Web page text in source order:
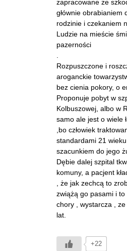
zapracowane ze
głównie obrabianiem
rodzinie i czekaniem
Ludzie na mieście
pazerności
Rozpuszczone i
aroganckie
bez cienia pokory, o
Proponuje pobyt w
Kolbuszowej, albo w
samo ale jest o wiele
,bo człowiek
standardami 21
szacunkiem do jego
Dębie dalej szpital
komuny, a pacjent
, że jak zechcą to
zwiążą go pasami i
chory , wystarcza ,
lat.
+22